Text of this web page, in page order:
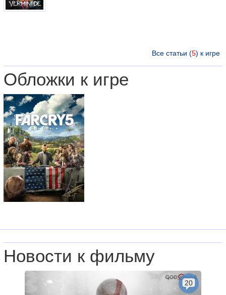
Все статьи (5) к игре
Обложки к игре
Новости к фильму
20